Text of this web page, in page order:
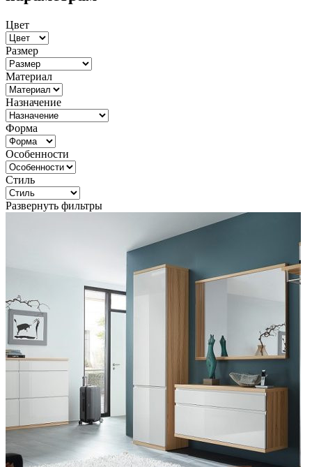
Цвет
Размер
Материал
Назначение
Форма
Особенности
Стиль
Развернуть фильтры